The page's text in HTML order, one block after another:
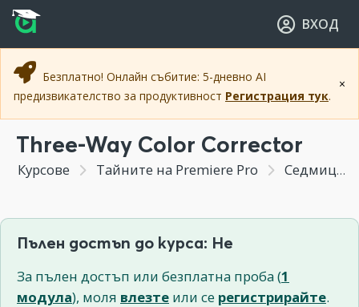
Прескочи към основното съдържание
Прескочи към навигацията
ВХОД
×
Безплатно! Онлайн събитие: 5-дневно AI
предизвикателство за продуктивност Регистрация тук.
Three-Way Color Corrector
Курсове Тайните на Premiere Pro Седмица 6 - Коригиране на цветността на изображението - колор грейдинг
Пълен достъп до курса: Не
За пълен достъп или безплатна проба (1
модула), моля влезте или се регистрирайте.